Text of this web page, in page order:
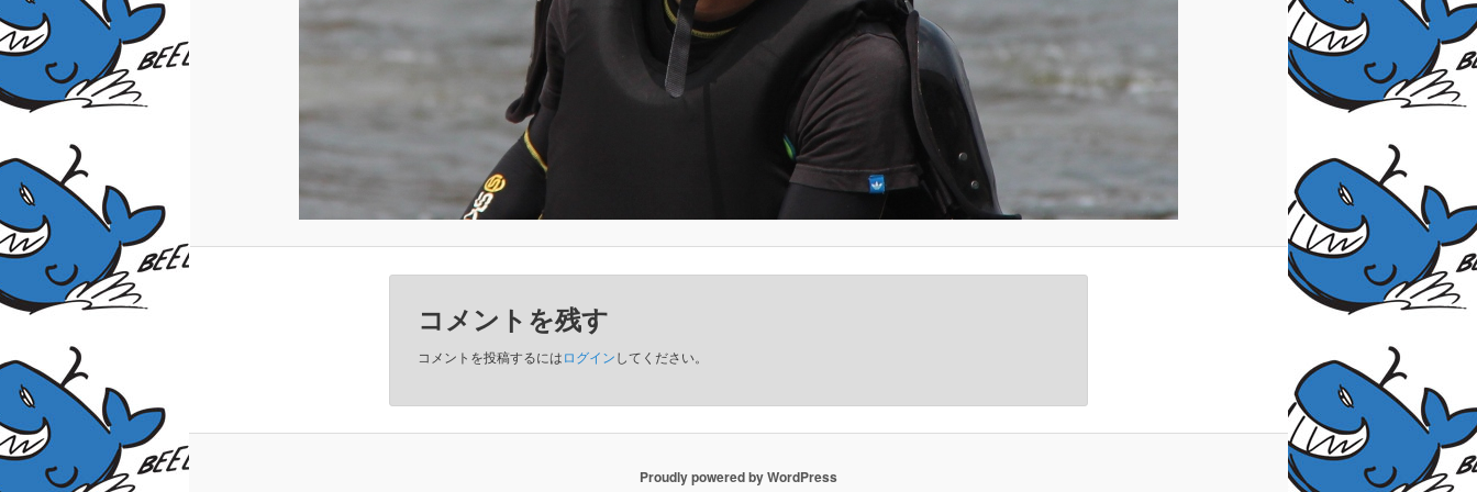
コメントを残す
コメントを投稿するにはログインしてください。
Proudly powered by WordPress